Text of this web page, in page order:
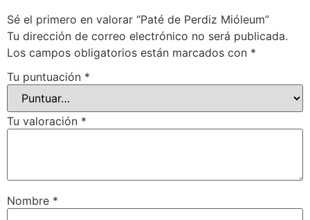
Sé el primero en valorar “Paté de Perdiz Mióleum”
Tu dirección de correo electrónico no será publicada.
Los campos obligatorios están marcados con *
Tu puntuación *
Tu valoración *
Nombre *